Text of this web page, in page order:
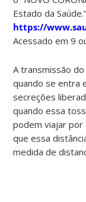
Estado da Saúde.”
https://
Acessado em 9
A transmissão
quando se entra
secreções
quando essa
podem viajar
que essa
medida de